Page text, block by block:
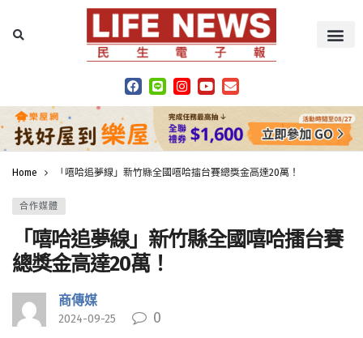
Home 「嘻哈追夢線」新竹縣全國嘻哈擂台賽總獎金高達20萬！
合作媒體
「嘻哈追夢線」新竹縣全國嘻哈擂台賽
總獎金高達20萬！
商傳媒
2024-09-25 0